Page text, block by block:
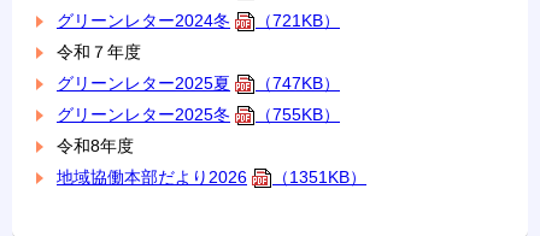
グリーンレター2024冬
（721KB）
令和７年度
グリーンレター2025夏
（747KB）
グリーンレター2025冬
（755KB）
令和8年度
地域協働本部だより2026
（1351KB）